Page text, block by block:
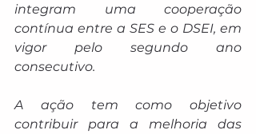
integram uma cooperação
contínua entre a SES e o DSEI, em
vigor pelo segundo ano
consecutivo.
A ação tem como objetivo
contribuir para a melhoria das